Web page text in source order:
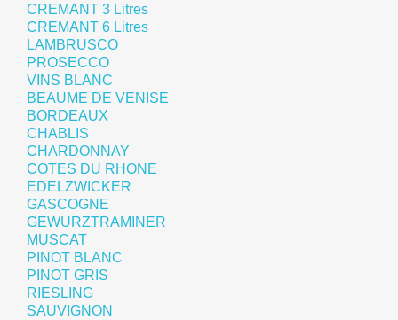
CREMANT 3 Litres
CREMANT 6 Litres
LAMBRUSCO
PROSECCO
VINS BLANC
BEAUME DE VENISE
BORDEAUX
CHABLIS
CHARDONNAY
COTES DU RHONE
EDELZWICKER
GASCOGNE
GEWURZTRAMINER
MUSCAT
PINOT BLANC
PINOT GRIS
RIESLING
SAUVIGNON